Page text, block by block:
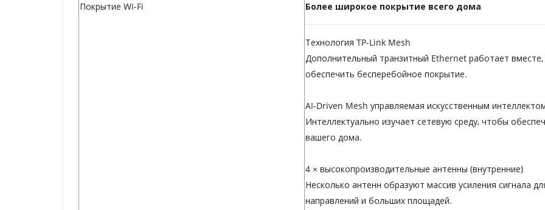
Покрытие Wi-Fi
Более широкое покрытие всего дома
Технология TP-Link Mesh
Дополнительный транзитный Ethernet работает
обеспечить бесперебойное покрытие.
AI-Driven Mesh управляемая искусственным
Интеллектуально изучает сетевую среду, чтобы
вашего дома.
4 × высокопроизводительные антенны (внутренние)
Несколько антенн образуют массив усиления сигнала
направлений и больших площадей.